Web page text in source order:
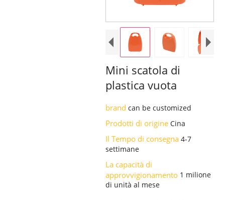
Mini scatola di
plastica vuota
brand can be customized
Prodotti di origine Cina
Il Tempo di consegna 4-7
settimane
La capacità di
approvvigionamento 1 milione
di unità al mese